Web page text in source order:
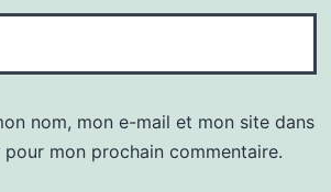
nom, mon e-mail et mon site dans
mon prochain commentaire.